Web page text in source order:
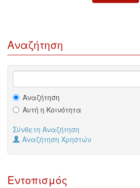
Αναζήτηση
Αναζήτηση
Αυτή η Κοινότητα
Σύνθετη Αναζήτηση
Αναζήτηση Χρηστών
Εντοπισμός